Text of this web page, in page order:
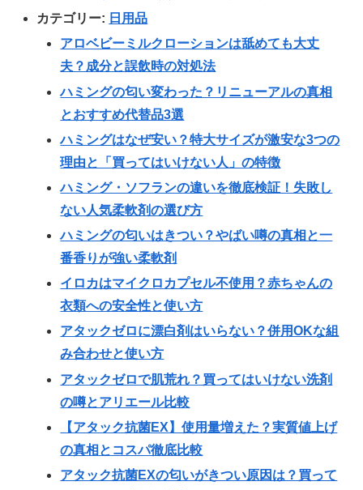
カテゴリー: 日用品
アロベビーミルクローションは舐めても大丈
夫？成分と誤飲時の対処法
ハミングの匂い変わった？リニューアルの真相
とおすすめ代替品3選
ハミングはなぜ安い？特大サイズが激安な3つの
理由と「買ってはいけない人」の特徴
ハミング・ソフランの違いを徹底検証！失敗し
ない人気柔軟剤の選び方
ハミングの匂いはきつい？やばい噂の真相と一
番香りが強い柔軟剤
イロカはマイクロカプセル不使用？赤ちゃんの
衣類への安全性と使い方
アタックゼロに漂白剤はいらない？併用OKな組
み合わせと使い方
アタックゼロで肌荒れ？買ってはいけない洗剤
の噂とアリエール比較
【アタック抗菌EX】使用量増えた？実質値上げ
の真相とコスパ徹底比較
アタック抗菌EXの匂いがきつい原因は？買って